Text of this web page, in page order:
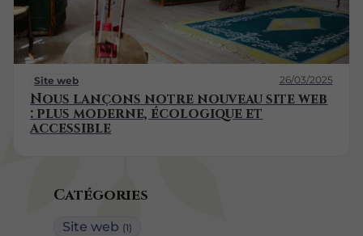
Catégories
Site web (1)
Site web 26/03/2025
Nous lançons notre nouveau site web
: plus moderne, écologique et
accessible